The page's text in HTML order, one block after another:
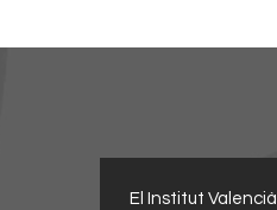
El Institut